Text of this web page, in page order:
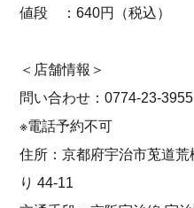
値段 ：640円（税込）
＜店舗情報＞
問い合わせ：0774-23-3955
※電話予約不可
住所：京都府宇治市莵道
り 44-11